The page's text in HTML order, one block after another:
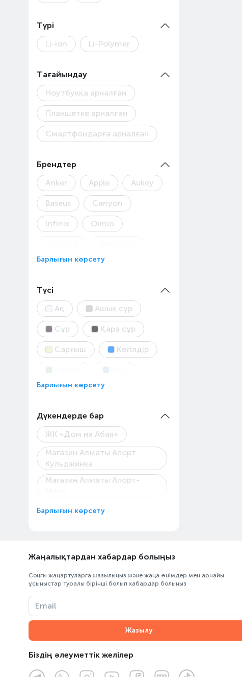
Түрі
Li-ion
Li-Polymer
Тағайындау
Ноутбукқа арналған
Планшетке арналған
Смартфондарға арналған
Брендтер
Anker
Apple Aukey
Baseus Canyon
Infinix Olmio
TTEC UGREEN
USAMS
Барлығын көрсету
Түсі
Ақ
Ашық сұр
Сұр Қара сұр
Сарғыш Көгілдір
Қара
Барлығын көрсету
Дүкендерде бар
ЖК «Дом на Абая»
Магазин Алматы Апорт
Кульджинка
Магазин Алматы Апорт-
Магазин Алматы Мега «Mega
Магазин Технодом на
Пункт выдачи Каскелен
Абылай Хана
Пункт выдачи Центрального
склада ОРПТ
ТК «Армада»
ТРЦ «Almaty Mall»
Барлығын көрсету
Жаңалықтардан хабардар болыңыз
Соңғы жаңартуларға жазылыңыз және жаңа өнімдер мен арнайы
ұсыныстар туралы бірінші болып хабардар болыңыз
Email
Жазылу
Біздің әлеуметтік желілер